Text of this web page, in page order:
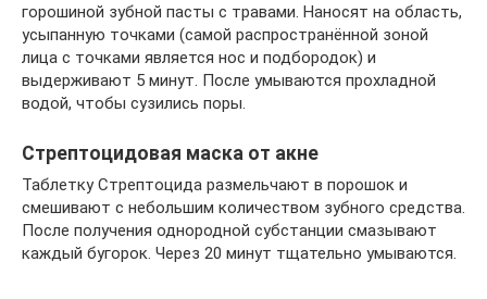
горошиной зубной пасты с травами. Наносят на область,
усыпанную точками (самой распространённой зоной
лица с точками является нос и подбородок) и
выдерживают 5 минут. После умываются прохладной
водой, чтобы сузились поры.
Стрептоцидовая маска от акне
Таблетку Стрептоцида размельчают в порошок и
смешивают с небольшим количеством зубного средства.
После получения однородной субстанции смазывают
каждый бугорок. Через 20 минут тщательно умываются.